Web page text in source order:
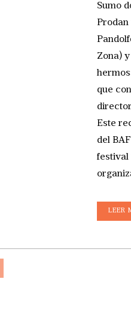
Sumo
Prodan
Zona)
que
Este
del
festival
LEER